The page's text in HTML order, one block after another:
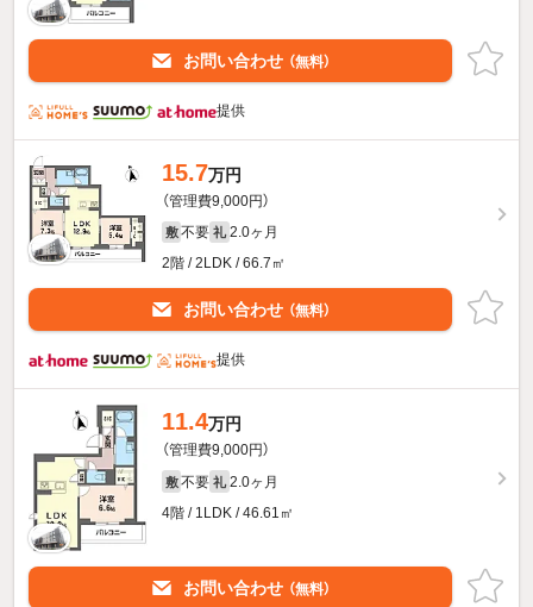
お問い合わせ （無料）
提供
15.7万円
（管理費9,000円）
敷 不要 礼 2.0ヶ月
2階 / 2LDK / 66.7㎡
お問い合わせ （無料）
提供
11.4万円
（管理費9,000円）
敷 不要 礼 2.0ヶ月
4階 / 1LDK / 46.61㎡
お問い合わせ （無料）